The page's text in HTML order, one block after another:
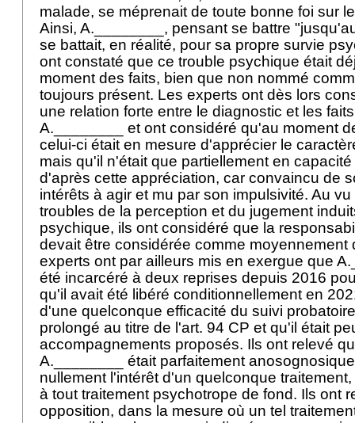
malade, se méprenait de toute bonne foi sur
Ainsi, A.________, pensant se battre
se battait, en réalité, pour sa propre survie
ont constaté que ce trouble psychique était
moment des faits, bien que non nommé
toujours présent. Les experts ont dès lors
une relation forte entre le diagnostic et les
A.________ et ont considéré qu'au moment
celui-ci était en mesure d'apprécier le
mais qu'il n'était que partiellement en
d'après cette appréciation, car convaincu de
intérêts à agir et mu par son impulsivité. Au
troubles de la perception et du jugement
psychique, ils ont considéré que la
devait être considérée comme moyennement
experts ont par ailleurs mis en exergue que
été incarcéré à deux reprises depuis 2016
qu'il avait été libéré conditionnellement en
d'une quelconque efficacité du suivi
prolongé au titre de l'art. 94 CP et qu'il était
accompagnements proposés. Ils ont relevé
A.________ était parfaitement
nullement l'intérêt d'un quelconque
à tout traitement psychotrope de fond. Ils ont
opposition, dans la mesure où un tel